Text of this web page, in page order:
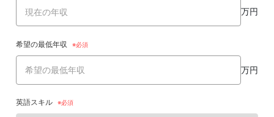
万円
希望の最低年収
万円
英語スキル